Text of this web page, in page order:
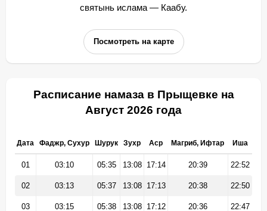
святынь ислама — Каабу.
Посмотреть на карте
Расписание намаза в Прыщевке на
Август 2026 года
Дата Фаджр, Сухур Шурук Зухр Аср Магриб, Ифтар Иша
01 03:10 05:35 13:08 17:14 20:39 22:52
02 03:13 05:37 13:08 17:13 20:38 22:50
03 03:15 05:38 13:08 17:12 20:36 22:47